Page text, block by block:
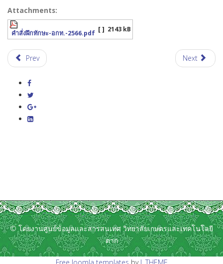
Attachments:
คำสั่งฝึกทักษะ-อกท.-2566.pdf [ ] 2143 kB
Prev Next
© โดยงานศูนย์ข้อมูลและสารสนเทศ วิทยาลัยเกษตรและเทคโนโลยี
ตาก